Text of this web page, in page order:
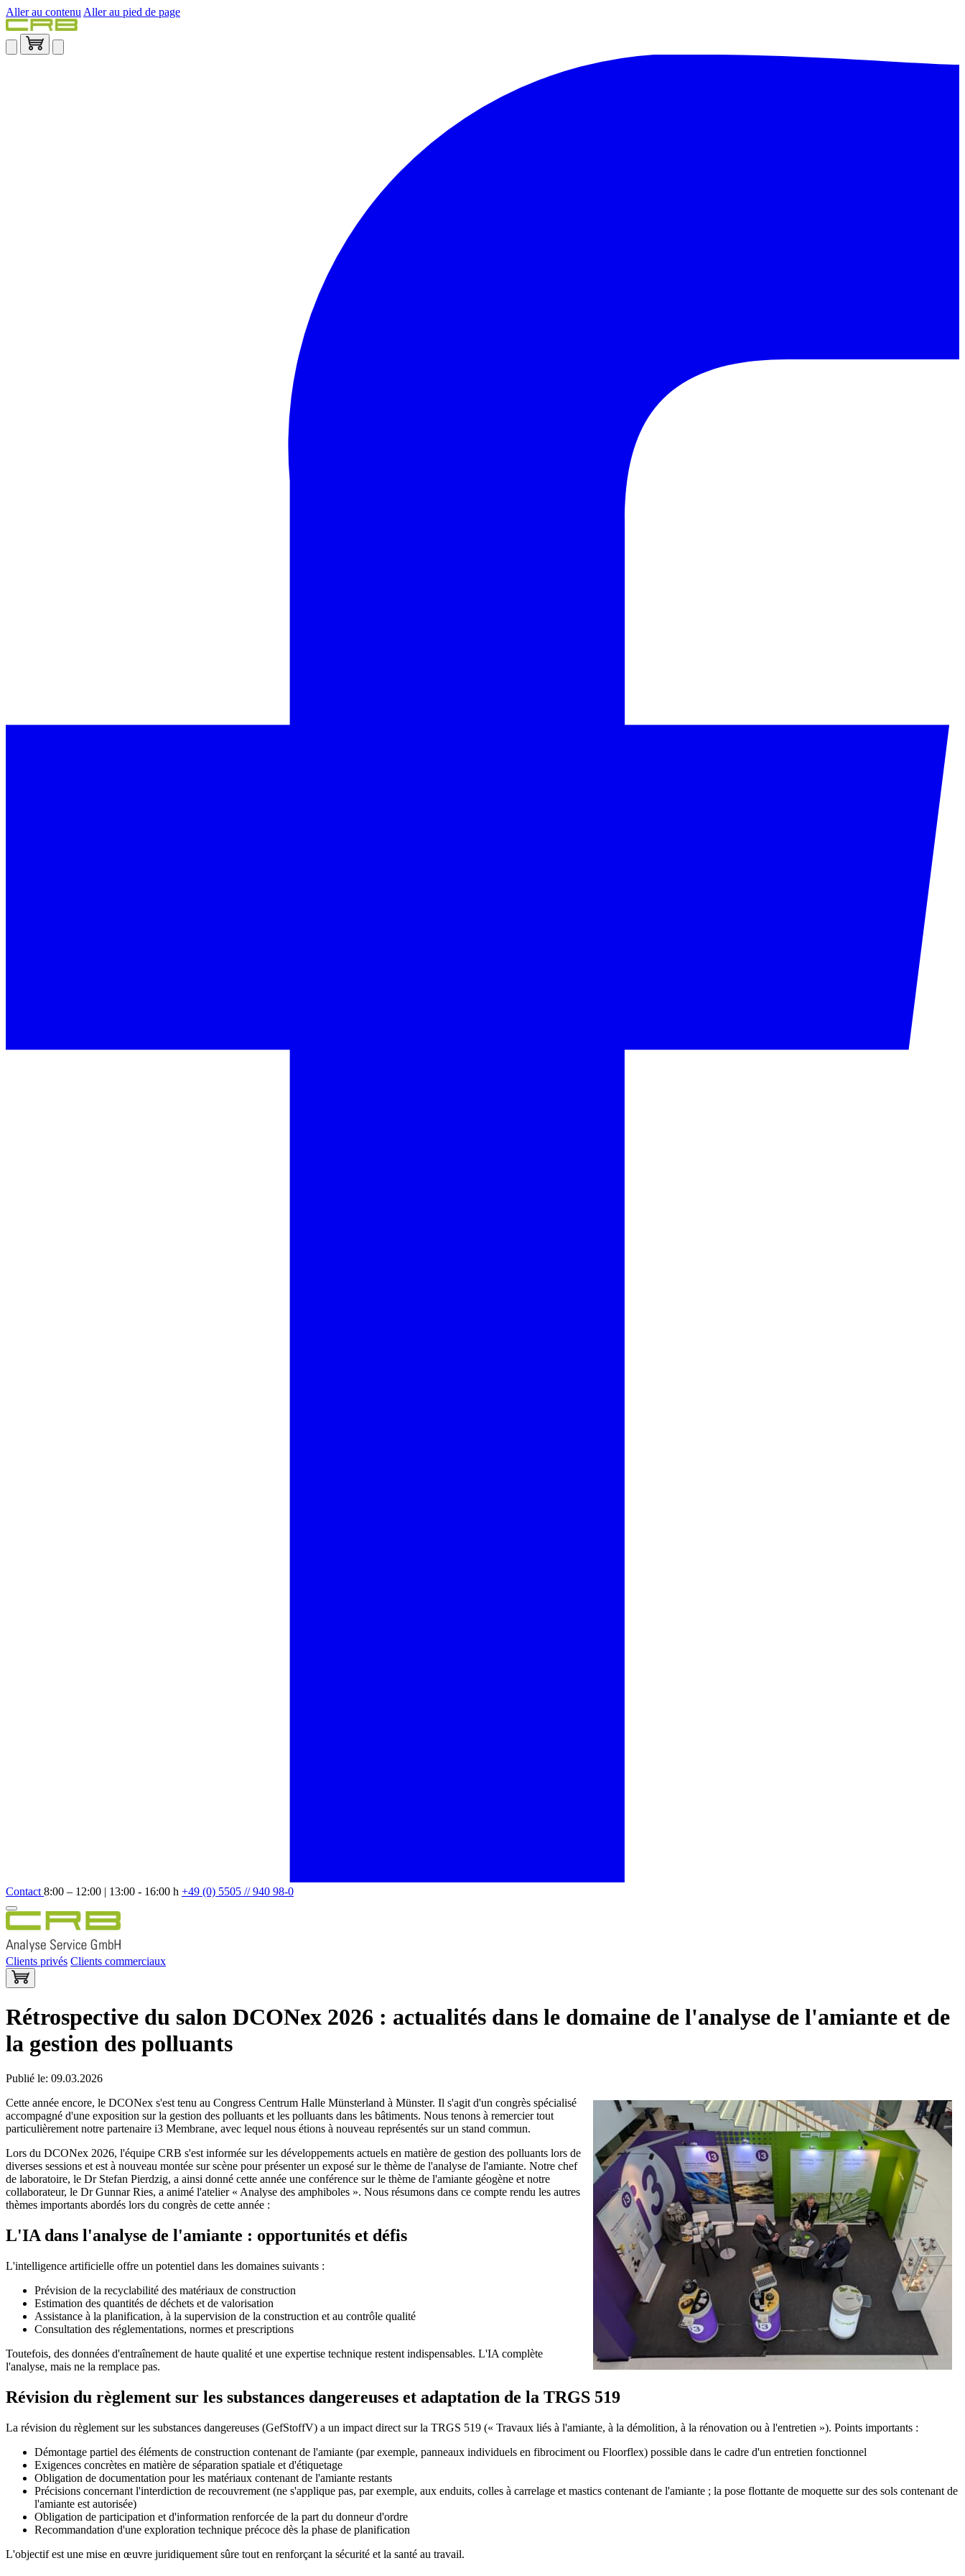
Aller au contenu Aller au pied de page
Contact 8:00 – 12:00 | 13:00 - 16:00 h +49 (0) 5505 // 940 98-0
Clients privés Clients commerciaux
Rétrospective du salon DCONex 2026 : actualités dans le domaine de l'analyse de l'amiante et de
la gestion des polluants
Publié le: 09.03.2026
Cette année encore, le DCONex s'est tenu au Congress Centrum Halle Münsterland à Münster. Il s'agit d'un congrès spécialisé
accompagné d'une exposition sur la gestion des polluants et les polluants dans les bâtiments. Nous tenons à remercier tout
particulièrement notre partenaire i3 Membrane, avec lequel nous étions à nouveau représentés sur un stand commun.
Lors du DCONex 2026, l'équipe CRB s'est informée sur les développements actuels en matière de gestion des polluants lors de
diverses sessions et est à nouveau montée sur scène pour présenter un exposé sur le thème de l'analyse de l'amiante. Notre chef
de laboratoire, le Dr Stefan Pierdzig, a ainsi donné cette année une conférence sur le thème de l'amiante géogène et notre
collaborateur, le Dr Gunnar Ries, a animé l'atelier « Analyse des amphiboles ». Nous résumons dans ce compte rendu les autres
thèmes importants abordés lors du congrès de cette année :
L'IA dans l'analyse de l'amiante : opportunités et défis
L'intelligence artificielle offre un potentiel dans les domaines suivants :
Prévision de la recyclabilité des matériaux de construction
Estimation des quantités de déchets et de valorisation
Assistance à la planification, à la supervision de la construction et au contrôle qualité
Consultation des réglementations, normes et prescriptions
Toutefois, des données d'entraînement de haute qualité et une expertise technique restent indispensables. L'IA complète
l'analyse, mais ne la remplace pas.
Révision du règlement sur les substances dangereuses et adaptation de la TRGS 519
La révision du règlement sur les substances dangereuses (GefStoffV) a un impact direct sur la TRGS 519 (« Travaux liés à l'amiante, à la démolition, à la rénovation ou à l'entretien »). Points importants :
Démontage partiel des éléments de construction contenant de l'amiante (par exemple, panneaux individuels en fibrociment ou Floorflex) possible dans le cadre d'un entretien fonctionnel
Exigences concrètes en matière de séparation spatiale et d'étiquetage
Obligation de documentation pour les matériaux contenant de l'amiante restants
Précisions concernant l'interdiction de recouvrement (ne s'applique pas, par exemple, aux enduits, colles à carrelage et mastics contenant de l'amiante ; la pose flottante de moquette sur des sols contenant de
l'amiante est autorisée)
Obligation de participation et d'information renforcée de la part du donneur d'ordre
Recommandation d'une exploration technique précoce dès la phase de planification
L'objectif est une mise en œuvre juridiquement sûre tout en renforçant la sécurité et la santé au travail.